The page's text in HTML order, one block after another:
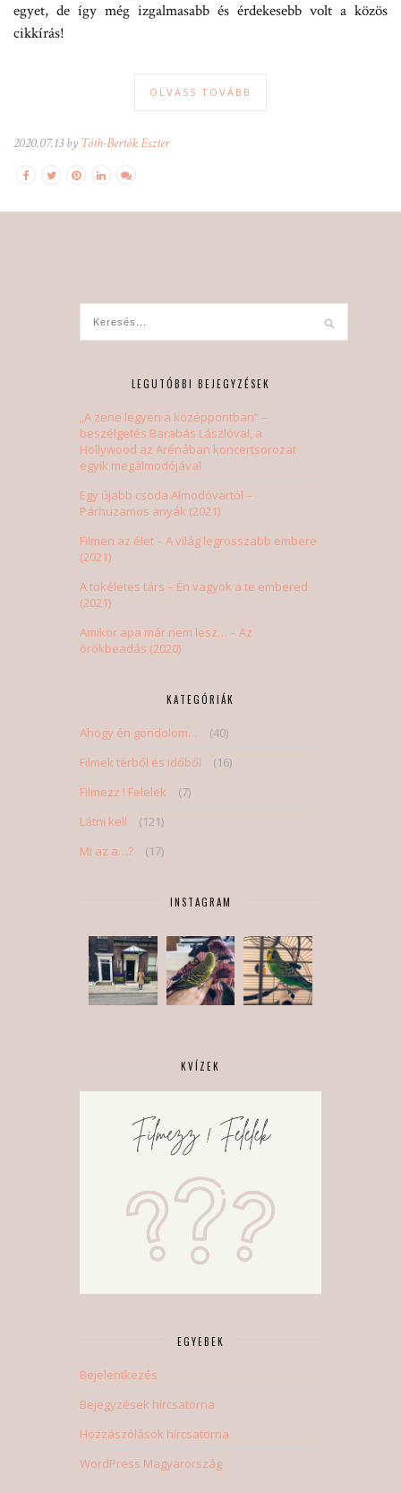
egyet, de így még izgalmasabb és érdekesebb volt a közös
cikkírás!
OLVASS TOVÁBB
2020.07.13 by Tóth-Bertók Eszter
LEGUTÓBBI BEJEGYZÉSEK
„A zene legyen a középpontban” –
beszélgetés Barabás Lászlóval, a
Hollywood az Arénában koncertsorozat
egyik megálmodójával
Egy újabb csoda Almodóvartól –
Párhuzamos anyák (2021)
Filmen az élet – A világ legrosszabb embere
(2021)
A tökéletes társ – Én vagyok a te embered
(2021)
Amikor apa már nem lesz… – Az
örökbeadás (2020)
KATEGÓRIÁK
Ahogy én gondolom…
(40)
Filmek térből és időből
(16)
Filmezz ! Felelek
(7)
Látni kell
(121)
Mi az a…?
(17)
INSTAGRAM
KVÍZEK
EGYEBEK
Bejelentkezés
Bejegyzések hírcsatorna
Hozzászólások hírcsatorna
WordPress Magyarország